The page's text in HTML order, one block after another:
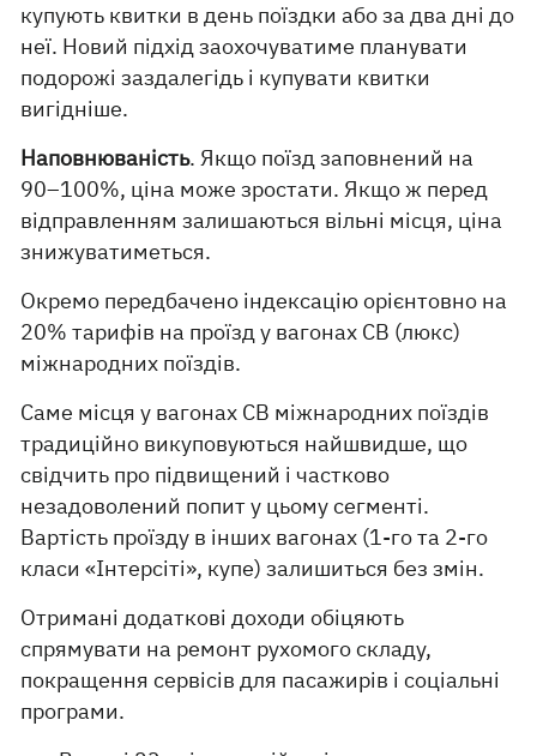
купують квитки в день поїздки або за два дні до
неї. Новий підхід заохочуватиме планувати
подорожі заздалегідь і купувати квитки
вигідніше.
Наповнюваність. Якщо поїзд заповнений на
90–100%, ціна може зростати. Якщо ж перед
відправленням залишаються вільні місця, ціна
знижуватиметься.
Окремо передбачено індексацію орієнтовно на
20% тарифів на проїзд у вагонах СВ (люкс)
міжнародних поїздів.
Саме місця у вагонах СВ міжнародних поїздів
традиційно викуповуються найшвидше, що
свідчить про підвищений і частково
незадоволений попит у цьому сегменті.
Вартість проїзду в інших вагонах (1-го та 2-го
класи «Інтерсіті», купе) залишиться без змін.
Отримані додаткові доходи обіцяють
спрямувати на ремонт рухомого складу,
покращення сервісів для пасажирів і соціальні
програми.